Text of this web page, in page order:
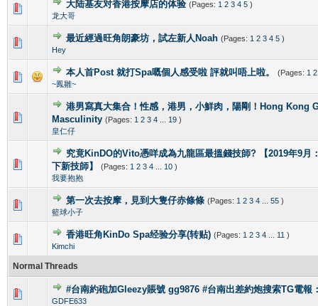
大陆基友对香港按摩店的体验 (Pages: 1 2 3 4 5 )
龙大哥
1 Vote(s) - 5 out of 5 in Average
12345
最近經過旺角朗豪坊，試左新人Noah (Pages: 1 2 3 4 5 )
Hey
1 Vote(s) - 5 out of 5 in Average
1 2345
本人首Post 就打Spa嘅個人感受啦 評就叫唔上啦。 (Pages: 1 2
~鳳雛~
1 Vote(s) - 5 out of 5 in Average
12345
港男寫真大集合！性感，港男，小鮮肉，陽剛！Hong Kong
Masculinity (Pages: 1 2 3 4 19 )
皇仁仔
2 Vote(s) - 4 out of 5 in Average
1 45
究竟KinDO的Vito憑咩成為九龍區最搵錢技師? 【2019年9月
下新技師】
(Pages: 1 2 3 4 10 )
我要抱抱
0 Vote(s) - 0 out of 5 in Average
1 34 5
第一次去按摩，見到大隻仔赤條條 (Pages: 1 2 3 4 55 )
籃球小子
0 Vote(s) - 0 out of 5 in Average
12345
香港旺角KinDo Spa经验分享(转贴) (Pages: 1 2 3 4 11 )
Kimchi
0 Vote(s) - 0 out of 5 in Average
12345
Normal Threads
#台南約砲加Gleezy賬號 gg9876 #台南出差約炮搜索TG電報
GDFE633
0 Vote(s) - 0 out of 5 in Average
12345